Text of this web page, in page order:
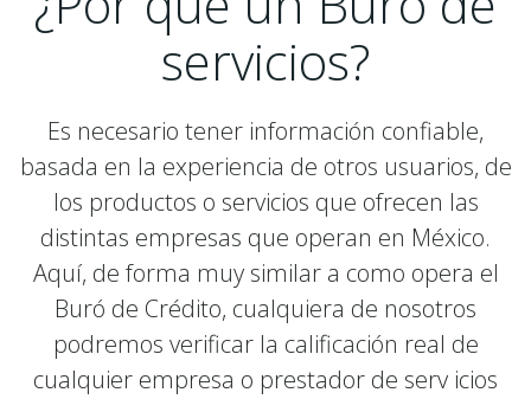
servicios?
Es necesario tener información confiable,
basada en la experiencia de otros usuarios, de
los productos o servicios que ofrecen las
distintas empresas que operan en México.
Aquí, de forma muy similar a como opera el
Buró de Crédito, cualquiera de nosotros
podremos verificar la calificación real de
cualquier empresa o prestador de serv icios